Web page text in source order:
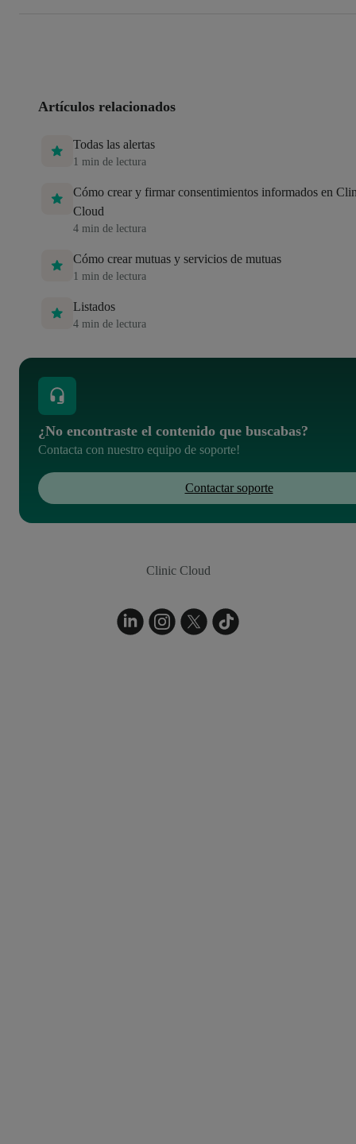
Artículos relacionados
Todas las alertas
1 min de lectura
Cómo crear y firmar consentimientos informados en
Cloud
4 min de lectura
Cómo crear mutuas y servicios de mutuas
1 min de lectura
Listados
4 min de lectura
¿No encontraste el contenido que buscabas?
Contacta con nuestro equipo de soporte!
Contactar soporte
Clinic Cloud